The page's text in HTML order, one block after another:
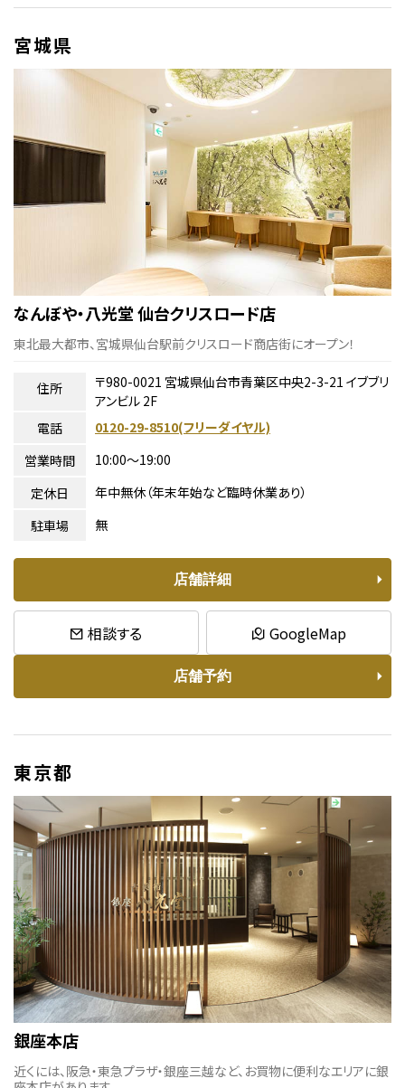
宮城県
なんぼや・八光堂 仙台クリスロード店
東北最大都市、宮城県仙台駅前クリスロード商店街にオープン！
住所
〒980-0021 宮城県仙台市青葉区中央2-3-21 イブブリ
アンビル 2F
電話
0120-29-8510(フリーダイヤル)
営業時間
10:00〜19:00
定休日
年中無休（年末年始など臨時休業あり）
駐車場
無
店舗詳細
相談する GoogleMap
店舗予約
東京都
銀座本店
近くには、阪急・東急プラザ・銀座三越など、お買物に便利なエリアに銀